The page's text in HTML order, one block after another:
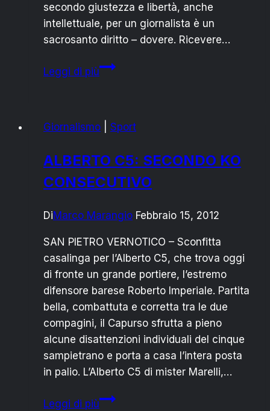
secondo giustezza e libertà, anche
intellettuale, per un giornalista è un
sacrosanto diritto – dovere. Ricevere…
Leggi di piùSan
domenica
salme”
Giornalismo Sport
ALBERTO C5: SECONDO KO
CONSECUTIVO
DiMarco Marangio Febbraio 15, 2012
SAN PIETRO VERNOTICO – Sconfitta
casalinga per l’Alberto C5, che trova oggi
di fronte un grande portiere, l’estremo
difensore barese Roberto Imperiale. Partita
bella, combattuta e corretta tra le due
compagini, il Capurso sfrutta a pieno
alcune disattenzioni individuali del cinque
sampietrano e porta a casa l’intera posta
in palio. L’Alberto C5 di mister Marelli,…
Leggi di piùALBERTO